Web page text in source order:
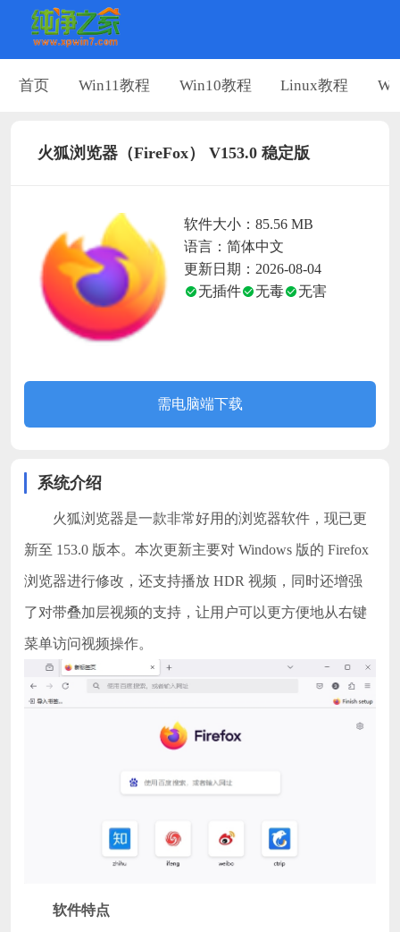
首页 Win11教程 Win10教程 Linux教程
火狐浏览器（FireFox） V153.0 稳定版
软件大小：85.56 MB
语言：简体中文
更新日期：2026-08-04
无插件
无毒 无害
需电脑端下载
系统介绍
火狐浏览器是一款非常好用的浏览器软件，现已更
新至 153.0 版本。本次更新主要对 Windows 版的 Firefox
浏览器进行修改，还支持播放 HDR 视频，同时还增强
了对带叠加层视频的支持，让用户可以更方便地从右键
菜单访问视频操作。
软件特点